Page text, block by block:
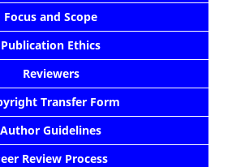
Focus and Scope
Publication Ethics
Reviewers
Transfer Form
Author Guidelines
Review Process